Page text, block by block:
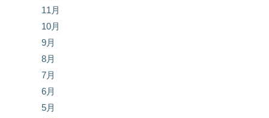
11月
10月
9月
8月
7月
6月
5月